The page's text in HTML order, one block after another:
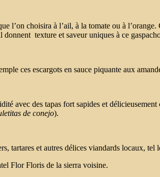
l’on choisira à l’ail, à la tomate ou à l’orange.
texture et saveur uniques à ce
ces escargots en sauce piquante aux
avec des tapas fort sapides et délicieusement
de conejo).
tartares et autres délices viandards locaux, tel
Flor Floris de la sierra voisine.